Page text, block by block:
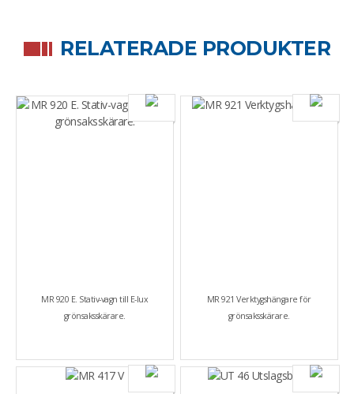
RELATERADE PRODUKTER
MR 920 E. Stativ-vagn till E-lux
grönsaksskärare.
MR 921 Verktygshängare för
grönsaksskärare.